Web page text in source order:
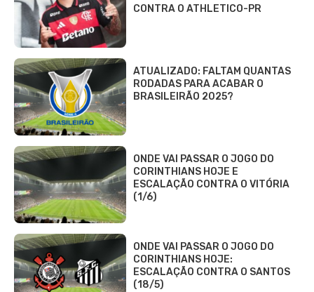
CONTRA O ATHLETICO-PR
ATUALIZADO: FALTAM QUANTAS
RODADAS PARA ACABAR O
BRASILEIRÃO 2025?
ONDE VAI PASSAR O JOGO DO
CORINTHIANS HOJE E
ESCALAÇÃO CONTRA O VITÓRIA
(1/6)
ONDE VAI PASSAR O JOGO DO
CORINTHIANS HOJE:
ESCALAÇÃO CONTRA O SANTOS
(18/5)